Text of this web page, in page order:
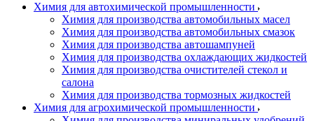
Химия для автохимической промышленности
Химия для производства автомобильных масел
Химия для производства автомобильных смазок
Химия для производства автошампуней
Химия для производства охлаждающих жидкостей
Химия для производства очистителей стекол и
салона
Химия для производства тормозных жидкостей
Химия для агрохимической промышленности